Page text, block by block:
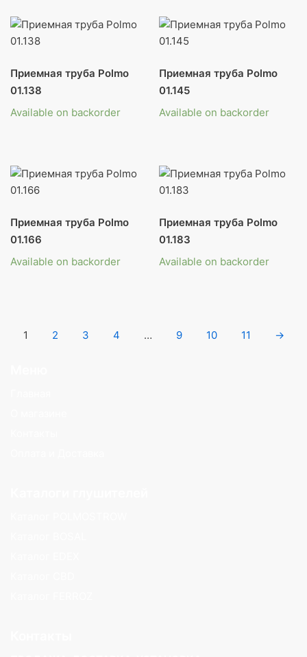
Приемная труба Polmo
01.138
Available on backorder
Приемная труба Polmo
01.145
Available on backorder
Приемная труба Polmo
01.166
Available on backorder
Приемная труба Polmo
01.183
Available on backorder
1 2 3 4 … 9 10 11 →